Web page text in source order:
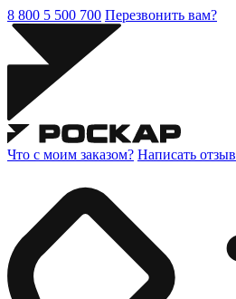
8 800 5 500 700 Перезвонить вам?
Что с моим заказом? Написать отзыв